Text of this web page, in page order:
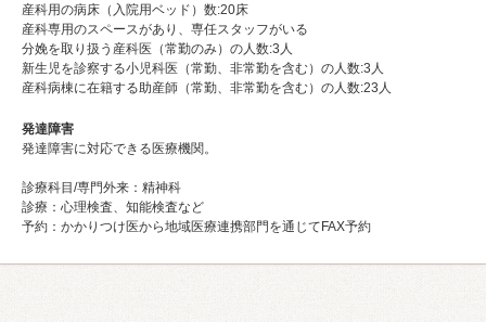
産科用の病床（入院用ベッド）数:20床
産科専用のスペースがあり、専任スタッフがいる
分娩を取り扱う産科医（常勤のみ）の人数:3⼈
新生児を診察する小児科医（常勤、非常勤を含む）の人数:3⼈
産科病棟に在籍する助産師（常勤、非常勤を含む）の人数:23⼈
発達障害
発達障害に対応できる医療機関。
診療科目/専門外来：精神科
診療：心理検査、知能検査など
予約：かかりつけ医から地域医療連携部門を通じてFAX予約